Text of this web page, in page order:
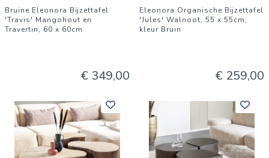
Bruine Eleonora Bijzettafel
'Travis' Mangohout en
Travertin, 60 x 60cm
€ 349,00
Eleonora Organische Bijzettafel
'Jules' Walnoot, 55 x 55cm,
kleur Bruin
€ 259,00